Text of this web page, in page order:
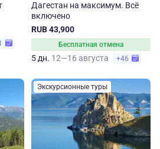
Дагестан на максимум. Вcё
включено
RUB 43,900
Бесплатная отмена
5 дн. 12—16 августа +46
Экскурсионные туры